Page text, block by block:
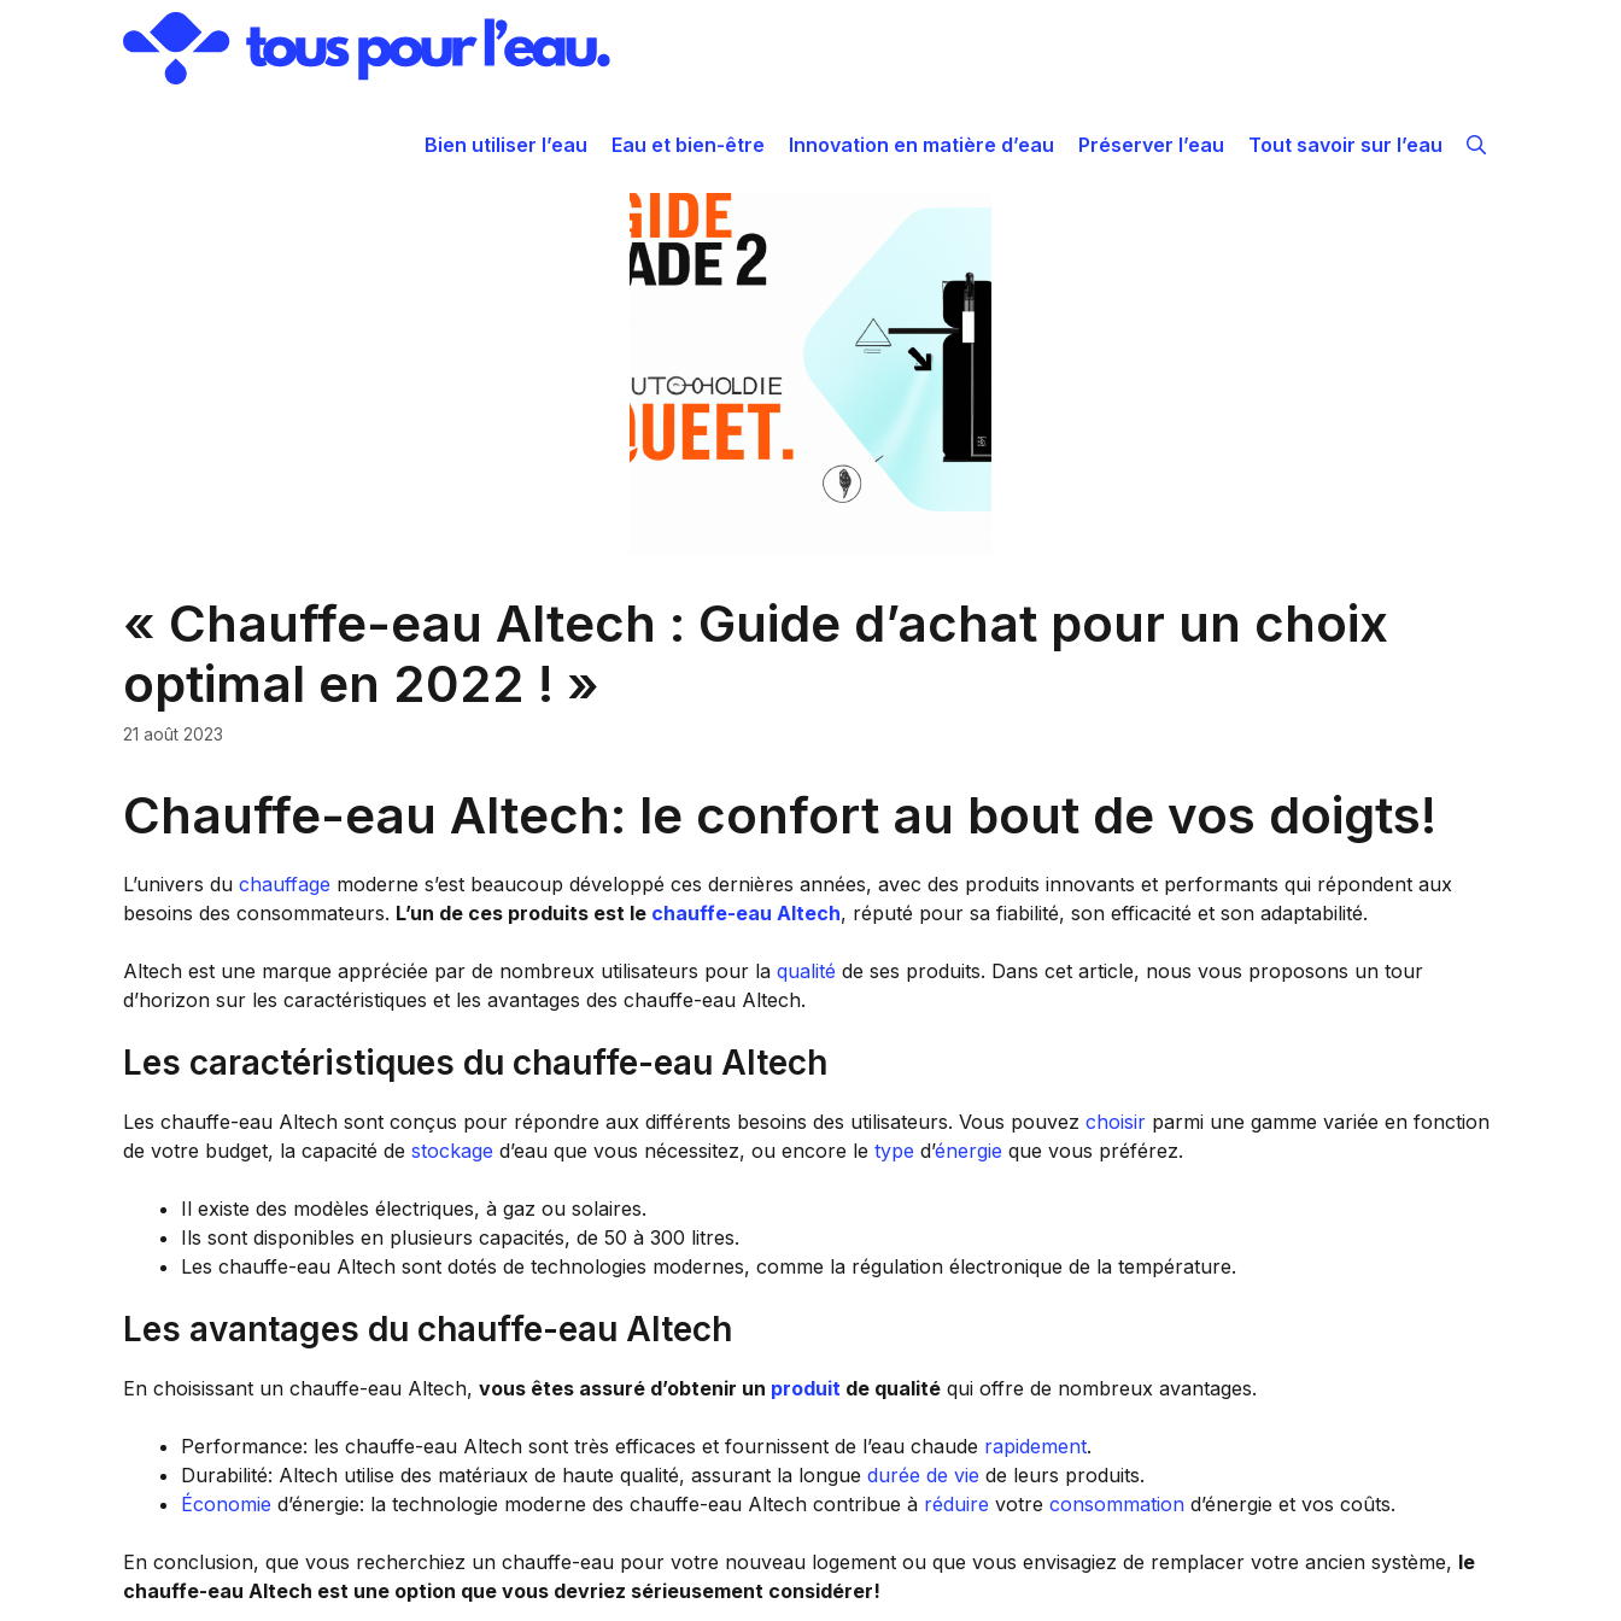
Bien utiliser l’eau Eau et bien-être Innovation en matière d’eau Préserver l’eau Tout savoir sur l’eau
« Chauffe-eau Altech : Guide d’achat pour un choix
optimal en 2022 ! »
21 août 2023
Chauffe-eau Altech: le confort au bout de vos doigts!
L’univers du chauffage moderne s’est beaucoup développé ces dernières années, avec des produits innovants et performants qui répondent aux
besoins des consommateurs. L’un de ces produits est le chauffe-eau Altech, réputé pour sa fiabilité, son efficacité et son adaptabilité.
Altech est une marque appréciée par de nombreux utilisateurs pour la qualité de ses produits. Dans cet article, nous vous proposons un tour
d’horizon sur les caractéristiques et les avantages des chauffe-eau Altech.
Les caractéristiques du chauffe-eau Altech
Les chauffe-eau Altech sont conçus pour répondre aux différents besoins des utilisateurs. Vous pouvez choisir parmi une gamme variée en fonction
de votre budget, la capacité de stockage d’eau que vous nécessitez, ou encore le type d’énergie que vous préférez.
Il existe des modèles électriques, à gaz ou solaires.
Ils sont disponibles en plusieurs capacités, de 50 à 300 litres.
Les chauffe-eau Altech sont dotés de technologies modernes, comme la régulation électronique de la température.
Les avantages du chauffe-eau Altech
En choisissant un chauffe-eau Altech, vous êtes assuré d’obtenir un produit de qualité qui offre de nombreux avantages.
Performance: les chauffe-eau Altech sont très efficaces et fournissent de l’eau chaude rapidement.
Durabilité: Altech utilise des matériaux de haute qualité, assurant la longue durée de vie de leurs produits.
Économie d’énergie: la technologie moderne des chauffe-eau Altech contribue à réduire votre consommation d’énergie et vos coûts.
En conclusion, que vous recherchiez un chauffe-eau pour votre nouveau logement ou que vous envisagiez de remplacer votre ancien système, le
chauffe-eau Altech est une option que vous devriez sérieusement considérer!